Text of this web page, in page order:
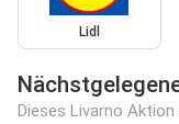
Lidl
Dieses Livarno